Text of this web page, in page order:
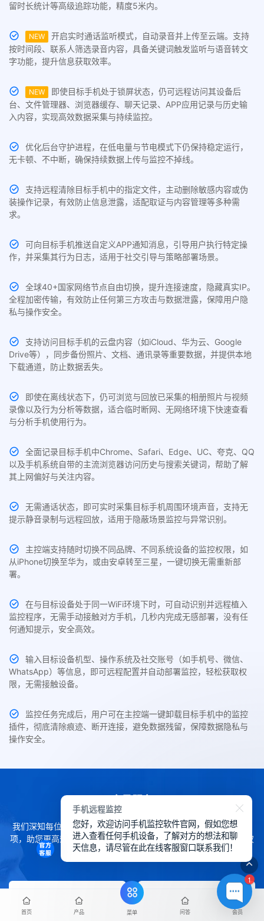
留时长统计等高级追踪功能，精度5米内。
NEW
开启实时通话监听模式，自动录音并上传至云端。支持
按时间段、联系人筛选录音内容，具备关键词触发监听与语音转文
字功能，提升信息获取效率。
NEW
即使目标手机处于锁屏状态，仍可远程访问其设备后
台、文件管理器、浏览器缓存、聊天记录、APP应用记录与历史输
入内容，实现高效数据采集与持续监控。
优化后台守护进程，在低电量与节电模式下仍保持稳定运行，
无卡顿、不中断，确保持续数据上传与监控不掉线。
支持远程清除目标手机中的指定文件，主动删除敏感内容或伪
装操作记录，有效防止信息泄露，适配取证与内容管理等多种需
求。
可向目标手机推送自定义APP通知消息，引导用户执行特定操
作，并采集其行为日志，适用于社交引导与策略部署场景。
全球40+国家网络节点自由切换，提升连接速度，隐藏真实IP。
全程加密传输，有效防止任何第三方攻击与数据泄露，保障用户隐
私与操作安全。
支持访问目标手机的云盘内容（如iCloud、华为云、Google
Drive等），同步备份照片、文档、通讯录等重要数据，并提供本地
下载通道，防止数据丢失。
即使在离线状态下，仍可浏览与回放已采集的相册照片与视频
录像以及行为分析等数据，适合临时断网、无网络环境下快速查看
与分析手机使用行为。
全面记录目标手机中Chrome、Safari、Edge、UC、夸克、QQ
以及手机系统自带的主流浏览器访问历史与搜索关键词，帮助了解
其上网偏好与关注内容。
无需通话状态，即可实时采集目标手机周围环境声音，支持无
提示静音录制与远程回放，适用于隐蔽场景监控与异常识别。
主控端支持随时切换不同品牌、不同系统设备的监控权限，如
从iPhone切换至华为，或由安卓转至三星，一键切换无需重新部
署。
在与目标设备处于同一WiFi环境下时，可自动识别并远程植入
监控程序，无需手动接触对方手机，几秒内完成无感部署，没有任
何通知提示，安全高效。
输入目标设备机型、操作系统及社交账号（如手机号、微信、
WhatsApp）等信息，即可远程配置并自动部署监控，轻松获取权
限，无需接触设备。
监控任务完成后，用户可在主控端一键卸载目标手机中的监控
插件，彻底清除痕迹、断开连接，避免数据残留，保障数据隐私与
操作安全。
我们深知每位用户的需求各不相同，因此提供了灵活的会员服务选
项，助您更高效地使用SpyCall。您可轻松通过下方内容了解各项权
益详情。
首页 产品 菜单 问答 会员
1
手机远程监控
您好，欢迎访问手机监控软件官网，假如您想
进入查看任何手机设备，了解对方的想法和聊
天信息，请尽管在此在线客服窗口联系我们！